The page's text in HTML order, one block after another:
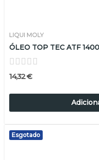
LIQUI MOLY
ÓLEO TOP TEC ATF
14,32 €
Esgotado